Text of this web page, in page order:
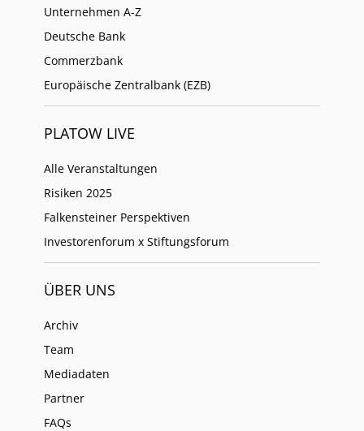
Unternehmen A-Z
Deutsche Bank
Commerzbank
Europäische Zentralbank (EZB)
PLATOW LIVE
Alle Veranstaltungen
Risiken 2025
Falkensteiner Perspektiven
Investorenforum x Stiftungsforum
ÜBER UNS
Archiv
Team
Mediadaten
Partner
FAQs